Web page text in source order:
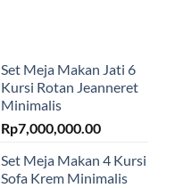
Set Meja Makan Jati 6
Kursi Rotan Jeanneret
Minimalis
Rp7,000,000.00
Set Meja Makan 4 Kursi
Sofa Krem Minimalis